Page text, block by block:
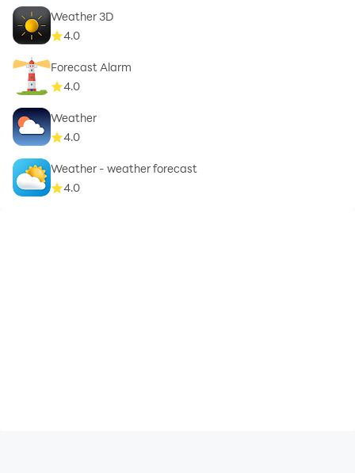
Weather 3D
4.0
Forecast Alarm
4.0
Weather
4.0
Weather - weather forecast
4.0